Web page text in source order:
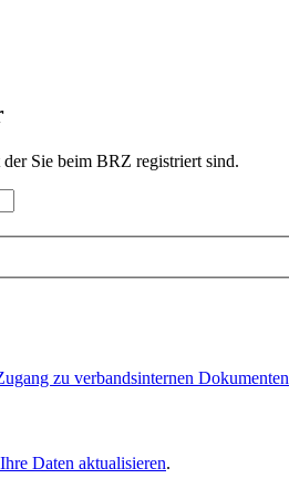
Sie beim BRZ registriert sind.
zu verbandsinternen Dokumenten
Daten aktualisieren.